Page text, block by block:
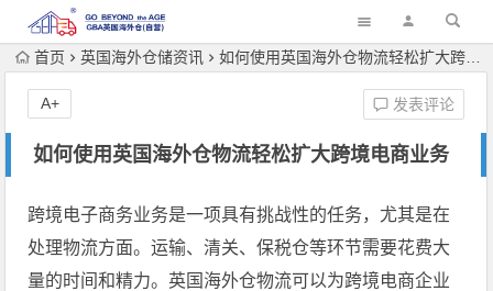
首页 英国海外仓储资讯 如何使用英国海外仓物流轻松扩大跨境电商业务
如何使用英国海外仓物流轻松扩大跨境电商业务
发表评论
A+
跨境电子商务业务是一项具有挑战性的任务，尤其是在
处理物流方面。运输、清关、保税仓等环节需要花费大
量的时间和精力。英国海外仓物流可以为跨境电商企业